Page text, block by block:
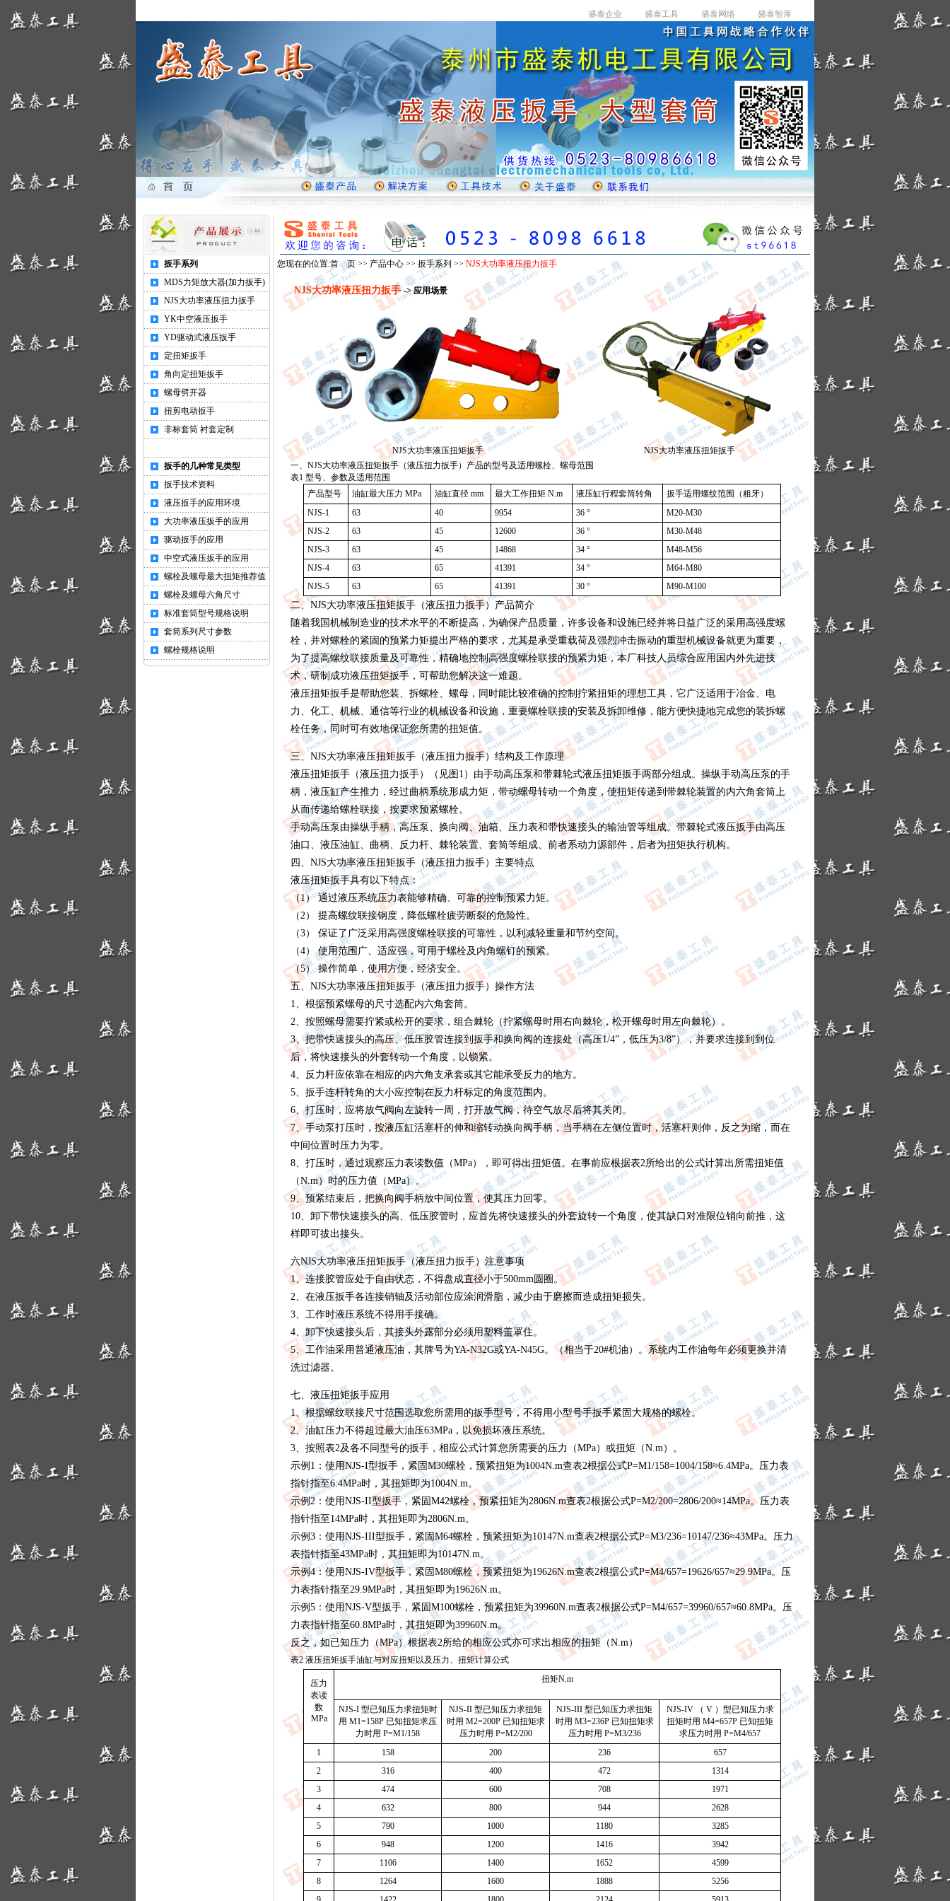
扳手系列
MDS力矩放大器(加力扳手)
NJS大功率液压扭力扳手
YK中空液压扳手
YD驱动式液压扳手
定扭矩扳手
角向定扭矩扳手
螺母劈开器
扭剪电动扳手
非标套筒 衬套定制
扳手的几种常见类型
扳手技术资料
液压扳手的应用环境
大功率液压扳手的应用
驱动扳手的应用
中空式液压扳手的应用
螺栓及螺母最大扭矩推荐值
螺栓及螺母六角尺寸
标准套筒型号规格说明
套筒系列尺寸参数
螺栓规格说明
您现在的位置:首 页 >> 产品中心 >> 扳手系列 >> NJS大功率液压扭力扳手
NJS大功率液压扭力扳手-> 应用场景
NJS大功率液压扭矩扳手
NJS大功率液压扭矩扳手
一、NJS大功率液压扭矩扳手（液压扭力扳手）产品的型号及适用螺栓、螺母范围
表1 型号、参数及适用范围
产品型号
油缸最大压力 MPa 油缸直径 mm 最大工作扭矩 N.m 液压缸行程套筒转角
扳手适用螺纹范围（粗牙）
NJS-1
63 40 9954 36 °
M20-M30
NJS-2
63 45 12600 36 °
M30-M48
NJS-3
63 45 14868 34 °
M48-M56
NJS-4
63 65 41391 34 °
M64-M80
NJS-5
63 65 41391 30 ° M90-M100
二、NJS大功率液压扭矩扳手（液压扭力扳手）产品简介
随着我国机械制造业的技术水平的不断提高，为确保产品质量，许多设备和设施已经并将日益广泛的采用高强度螺
栓，并对螺栓的紧固的预紧力矩提出严格的要求，尤其是承受重载荷及强烈冲击振动的重型机械设备就更为重要，
为了提高螺纹联接质量及可靠性，精确地控制高强度螺栓联接的预紧力矩，本厂科技人员综合应用国内外先进技
术，研制成功液压扭矩扳手，可帮助您解决这一难题。
液压扭矩扳手是帮助您装、拆螺栓、螺母，同时能比较准确的控制拧紧扭矩的理想工具，它广泛适用于冶金、电
力、化工、机械、通信等行业的机械设备和设施，重要螺栓联接的安装及拆卸维修，能方便快捷地完成您的装拆螺
栓任务，同时可有效地保证您所需的扭矩值。
三、NJS大功率液压扭矩扳手（液压扭力扳手）结构及工作原理
液压扭矩扳手（液压扭力扳手）（见图1）由手动高压泵和带棘轮式液压扭矩扳手两部分组成。操纵手动高压泵的手
柄，液压缸产生推力，经过曲柄系统形成力矩，带动螺母转动一个角度，使扭矩传递到带棘轮装置的内六角套筒上
从而传递给螺栓联接，按要求预紧螺栓。
手动高压泵由操纵手柄，高压泵、换向阀、油箱、压力表和带快速接头的输油管等组成。带棘轮式液压扳手由高压
油口、液压油缸、曲柄、反力杆、棘轮装置、套筒等组成、前者系动力源部件，后者为扭矩执行机构。
四、NJS大功率液压扭矩扳手（液压扭力扳手）主要特点
液压扭矩扳手具有以下特点：
（1） 通过液压系统压力表能够精确、可靠的控制预紧力矩。
（2） 提高螺纹联接钢度，降低螺栓疲劳断裂的危险性。
（3） 保证了广泛采用高强度螺栓联接的可靠性，以利减轻重量和节约空间。
（4） 使用范围广、适应强，可用于螺栓及内角螺钉的预紧。
（5） 操作简单，使用方便，经济安全。
五、NJS大功率液压扭矩扳手（液压扭力扳手）操作方法
1、根据预紧螺母的尺寸选配内六角套筒。
2、按照螺母需要拧紧或松开的要求，组合棘轮（拧紧螺母时用右向棘轮，松开螺母时用左向棘轮）。
3、把带快速接头的高压、低压胶管连接到扳手和换向阀的连接处（高压1/4”，低压为3/8”），并要求连接到到位
后，将快速接头的外套转动一个角度，以锁紧。
4、反力杆应依靠在相应的内六角支承套或其它能承受反力的地方。
5、扳手连杆转角的大小应控制在反力杆标定的角度范围内。
6、打压时，应将放气阀向左旋转一周，打开放气阀，待空气放尽后将其关闭。
7、手动泵打压时，按液压缸活塞杆的伸和缩转动换向阀手柄，当手柄在左侧位置时，活塞杆则伸，反之为缩，而在
中间位置时压力为零。
8、打压时，通过观察压力表读数值（MPa），即可得出扭矩值。在事前应根据表2所给出的公式计算出所需扭矩值
（N.m）时的压力值（MPa）。
9、预紧结束后，把换向阀手柄放中间位置，使其压力回零。
10、卸下带快速接头的高、低压胶管时，应首先将快速接头的外套旋转一个角度，使其缺口对准限位销向前推，这
样即可拔出接头。
六NJS大功率液压扭矩扳手（液压扭力扳手）注意事项
1、连接胶管应处于自由状态，不得盘成直径小于500mm圆圈。
2、在液压扳手各连接销轴及活动部位应涂润滑脂，减少由于磨擦而造成扭矩损失。
3、工作时液压系统不得用手接确。
4、卸下快速接头后，其接头外露部分必须用塑料盖罩住。
5、工作油采用普通液压油，其牌号为YA-N32G或YA-N45G。（相当于20#机油）。系统内工作油每年必须更换并清
洗过滤器。
七、液压扭矩扳手应用
1、根据螺纹联接尺寸范围选取您所需用的扳手型号，不得用小型号手扳手紧固大规格的螺栓。
2、油缸压力不得超过最大油压63MPa，以免损坏液压系统。
3、按照表2及各不同型号的扳手，相应公式计算您所需要的压力（MPa）或扭矩（N.m）。
示例1：使用NJS-I型扳手，紧固M30螺栓，预紧扭矩为1004N.m查表2根据公式P=M1/158=1004/158≈6.4MPa。压力表
指针指至6.4MPa时，其扭矩即为1004N.m。
示例2：使用NJS-II型扳手，紧固M42螺栓，预紧扭矩为2806N.m查表2根据公式P=M2/200=2806/200≈14MPa。压力表
指针指至14MPa时，其扭矩即为2806N.m。
示例3：使用NJS-III型扳手，紧固M64螺栓，预紧扭矩为10147N.m查表2根据公式P=M3/236=10147/236≈43MPa。压力
表指针指至43MPa时，其扭矩即为10147N.m。
示例4：使用NJS-IV型扳手，紧固M80螺栓，预紧扭矩为19626N.m查表2根据公式P=M4/657=19626/657≈29.9MPa。压
力表指针指至29.9MPa时，其扭矩即为19626N.m。
示例5：使用NJS-V型扳手，紧固M100螺栓，预紧扭矩为39960N.m查表2根据公式P=M4/657=39960/657≈60.8MPa。压
力表指针指至60.8MPa时，其扭矩即为39960N.m。
反之，如已知压力（MPa）根据表2所给的相应公式亦可求出相应的扭矩（N.m）
表2 液压扭矩扳手油缸与对应扭矩以及压力、扭矩计算公式
压力
表读
数
MPa
扭矩N.m
NJS-I 型已知压力求扭矩时
用 M1=158P 已知扭矩求压
力时用 P=M1/158
NJS-II 型已知压力求扭矩
时用 M2=200P 已知扭矩求
压力时用 P=M2/200
NJS-III 型已知压力求扭矩
时用 M3=236P 已知扭矩求
压力时用 P=M3/236
NJS-IV （ V ）型已知压力求
扭矩时用 M4=657P 已知扭矩
求压力时用 P=M4/657
1
158 200 236
657
2
316 400 472
1314
3
474 600 708
1971
4
632 800 944
2628
5
790 1000 1180
3285
6
948 1200 1416
3942
7
1106 1400 1652
4599
8
1264 1600 1888
5256